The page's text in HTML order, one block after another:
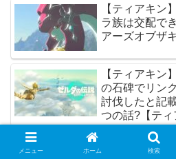
【ティアキン
ラ族は交配で
アーズオブザ
【ティアキン
の石碑でリン
討伐したと記
つの話?【テ
メニュー ホーム 検索